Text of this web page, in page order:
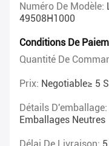
Numéro De Modèle:
49508H1000
Conditions De
Quantité De
Prix: Negotiable≥ 5
Détails D'emballage:
Emballages Neutres